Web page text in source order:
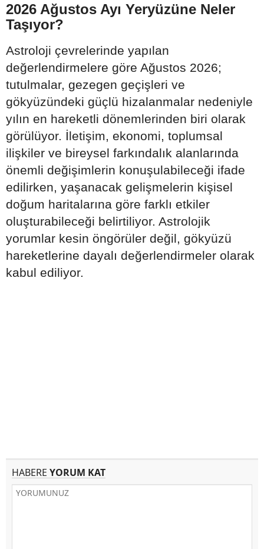
2026 Ağustos Ayı Yeryüzüne Neler
Taşıyor?
Astroloji çevrelerinde yapılan
değerlendirmelere göre Ağustos 2026;
tutulmalar, gezegen geçişleri ve
gökyüzündeki güçlü hizalanmalar nedeniyle
yılın en hareketli dönemlerinden biri olarak
görülüyor. İletişim, ekonomi, toplumsal
ilişkiler ve bireysel farkındalık alanlarında
önemli değişimlerin konuşulabileceği ifade
edilirken, yaşanacak gelişmelerin kişisel
doğum haritalarına göre farklı etkiler
oluşturabileceği belirtiliyor. Astrolojik
yorumlar kesin öngörüler değil, gökyüzü
hareketlerine dayalı değerlendirmeler olarak
kabul ediliyor.
HABERE YORUM KAT